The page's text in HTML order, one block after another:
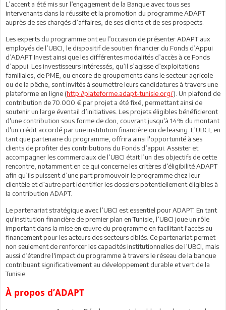
L’accent a été mis sur l’engagement de la Banque avec tous ses
intervenants dans la réussite et la promotion du programme ADAPT
auprès de ses chargés d’affaires, de ses clients et de ses prospects.
Les experts du programme ont eu l’occasion de présenter ADAPT aux
employés de l’UBCI, le dispositif de soutien financier du Fonds d’Appui
d’ADAPT Invest ainsi que les différentes modalités d’accès à ce Fonds
d’appui. Les investisseurs intéressés, qu’il s’agisse d’exploitations
familiales, de PME, ou encore de groupements dans le secteur agricole
ou de la pêche, sont invités à soumettre leurs candidatures à travers une
plateforme en ligne (http://plateforme.adapt-tunisie.org/). Un plafond de
contribution de 70.000 € par projet a été fixé, permettant ainsi de
soutenir un large éventail d’initiatives. Les projets éligibles bénéficieront
d'une contribution sous forme de don, couvrant jusqu'à 14% du montant
d'un crédit accordé par une institution financière ou de leasing. L'UBCI, en
tant que partenaire du programme, offrira ainsi l'opportunité à ses
clients de profiter des contributions du Fonds d’appui. Assister et
accompagner les commerciaux de l’UBCI était l’un des objectifs de cette
rencontre, notamment en ce qui concerne les critères d’éligibilité ADAPT
afin qu’ils puissent d’une part promouvoir le programme chez leur
clientèle et d’autre part identifier les dossiers potentiellement éligibles à
la contribution ADAPT.
Le partenariat stratégique avec l’UBCI est essentiel pour ADAPT. En tant
qu'institution financière de premier plan en Tunisie, l’UBCI joue un rôle
important dans la mise en œuvre du programme en facilitant l'accès au
financement pour les acteurs des secteurs ciblés. Ce partenariat permet
non seulement de renforcer les capacités institutionnelles de l’UBCI, mais
aussi d’étendre l'impact du programme à travers le réseau de la banque
contribuant significativement au développement durable et vert de la
Tunisie.
À propos d’ADAPT